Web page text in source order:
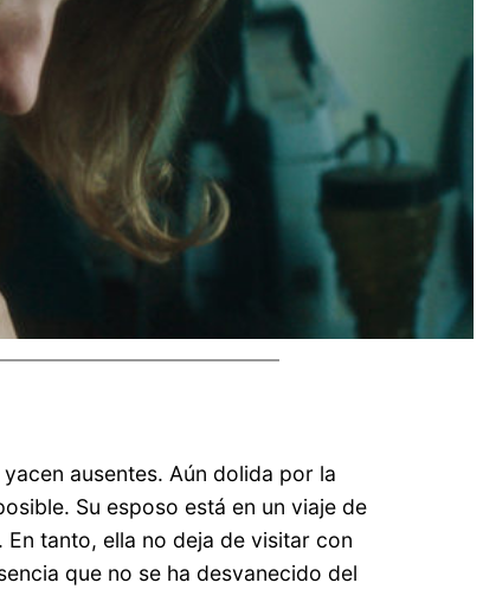
ausentes. Aún dolida por la
Su esposo está en un viaje de
tanto, ella no deja de visitar con
que no se ha desvanecido del